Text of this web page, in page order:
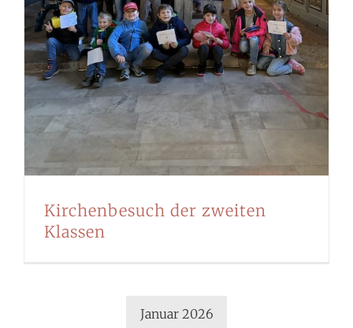
Kirchenbesuch der zweiten
Klassen
Januar 2026